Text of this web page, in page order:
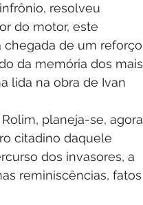
resolveu
do motor, este
chegada de um reforço
da memória dos mais
lida na obra de Ivan
planeja-se, agora
citadino daquele
dos invasores, a
reminiscências, fatos